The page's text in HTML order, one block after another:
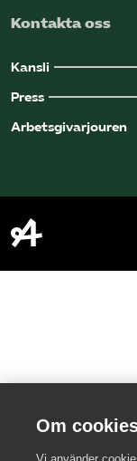
Kontakta oss
Kansli
Press
Arbetsgivarjouren
Om